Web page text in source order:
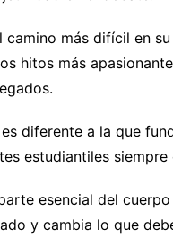
camino más difícil en
hitos más
diferente a la que
estudiantiles
esencial del
y cambia lo que